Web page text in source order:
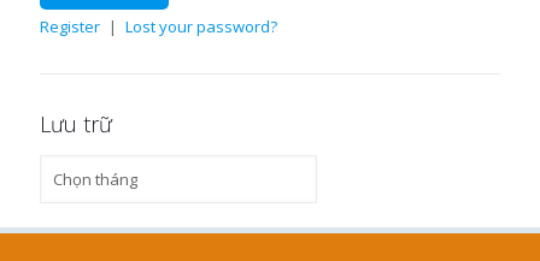
Register | Lost your password?
Lưu trữ
trữ